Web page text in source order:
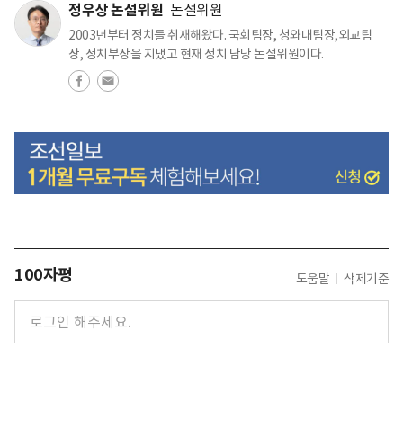
정우상 논설위원 논설위원
2003년부터 정치를 취재해왔다. 국회팀장, 청와대팀장,외교팀
장, 정치부장을 지냈고 현재 정치 담당 논설위원이다.
100자평 도움말 삭제기준